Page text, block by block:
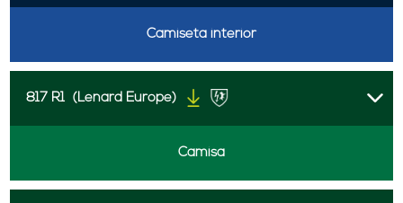
Camiseta interior
817 R1 (Lenard Europe)
Camisa